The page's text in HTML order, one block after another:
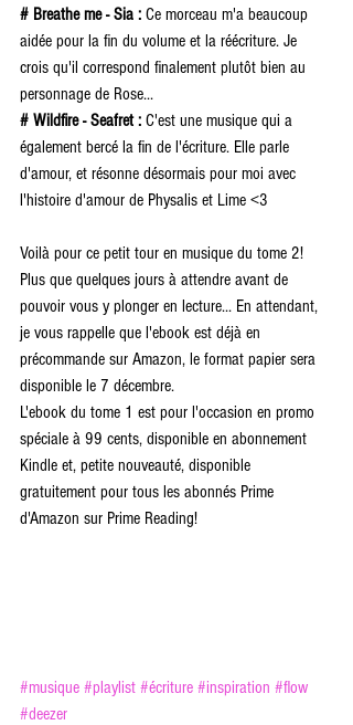
# Breathe me - Sia : Ce morceau m'a beaucoup
aidée pour la fin du volume et la réécriture. Je
crois qu'il correspond finalement plutôt bien au
personnage de Rose...
# Wildfire - Seafret : C'est une musique qui a
également bercé la fin de l'écriture. Elle parle
d'amour, et résonne désormais pour moi avec
l'histoire d'amour de Physalis et Lime <3
Voilà pour ce petit tour en musique du tome 2!
Plus que quelques jours à attendre avant de
pouvoir vous y plonger en lecture... En attendant,
je vous rappelle que l'ebook est déjà en
précommande sur Amazon, le format papier sera
disponible le 7 décembre.
L'ebook du tome 1 est pour l'occasion en promo
spéciale à 99 cents, disponible en abonnement
Kindle et, petite nouveauté, disponible
gratuitement pour tous les abonnés Prime
d'Amazon sur Prime Reading!
#musique #playlist #écriture #inspiration #flow
#deezer